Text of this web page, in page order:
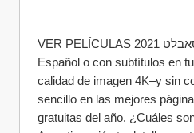
VER PELÍCULAS סאבלט 2021 ONLINE GRATIS en
Español o con subtítulos en
calidad de imagen 4K–y sin
sencillo en las mejores
gratuitas del año. ¿Cuáles